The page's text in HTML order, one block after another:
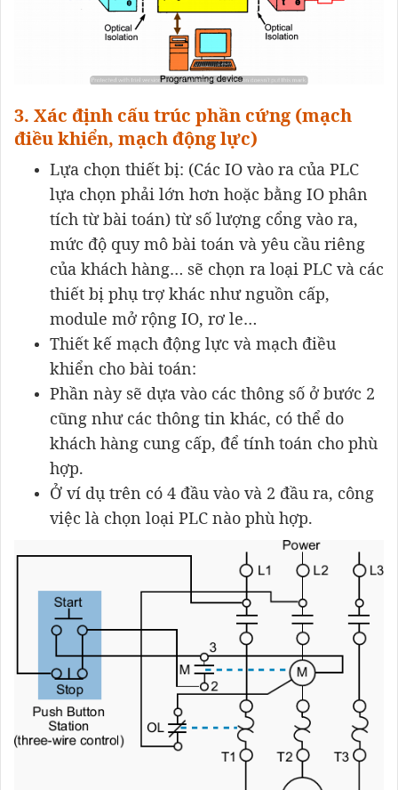
3. Xác định cấu trúc phần cứng (mạch
điều khiển, mạch động lực)
Lựa chọn thiết bị: (Các IO vào ra của PLC
lựa chọn phải lớn hơn hoặc bằng IO phân
tích từ bài toán) từ số lượng cổng vào ra,
mức độ quy mô bài toán và yêu cầu riêng
của khách hàng… sẽ chọn ra loại PLC và các
thiết bị phụ trợ khác như nguồn cấp,
module mở rộng IO, rơ le…
Thiết kế mạch động lực và mạch điều
khiển cho bài toán:
Phần này sẽ dựa vào các thông số ở bước 2
cũng như các thông tin khác, có thể do
khách hàng cung cấp, để tính toán cho phù
hợp.
Ở ví dụ trên có 4 đầu vào và 2 đầu ra, công
việc là chọn loại PLC nào phù hợp.